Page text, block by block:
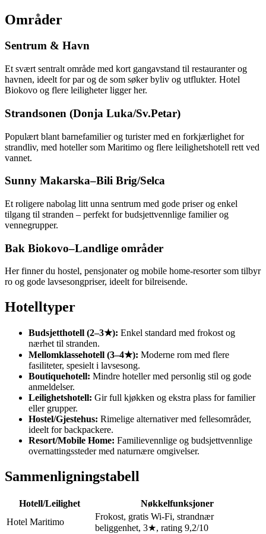
Områder
Sentrum & Havn
Et svært sentralt område med kort gangavstand til restauranter og
havnen, ideelt for par og de som søker byliv og utflukter. Hotel
Biokovo og flere leiligheter ligger her.
Strandsonen (Donja Luka/Sv.Petar)
Populært blant barnefamilier og turister med en forkjærlighet for
strandliv, med hoteller som Maritimo og flere leilighetshotell rett ved
vannet.
Sunny Makarska–Bili Brig/Selca
Et roligere nabolag litt unna sentrum med gode priser og enkel
tilgang til stranden – perfekt for budsjettvennlige familier og
vennegrupper.
Bak Biokovo–Landlige områder
Her finner du hostel, pensjonater og mobile home-resorter som tilbyr
ro og gode lavsesongpriser, ideelt for bilreisende.
Hotelltyper
Budsjetthotell (2–3★): Enkel standard med frokost og
nærhet til stranden.
Mellomklassehotell (3–4★): Moderne rom med flere
fasiliteter, spesielt i lavsesong.
Boutiquehotell: Mindre hoteller med personlig stil og gode
anmeldelser.
Leilighetshotell: Gir full kjøkken og ekstra plass for familier
eller grupper.
Hostel/Gjestehus: Rimelige alternativer med fellesområder,
ideelt for backpackere.
Resort/Mobile Home: Familievennlige og budsjettvennlige
overnattingssteder med naturnære omgivelser.
Sammenligningstabell
Hotell/Leilighet
Nøkkelfunksjoner
Hotel Maritimo
Frokost, gratis Wi-Fi, strandnær
beliggenhet, 3★, rating 9,2/10